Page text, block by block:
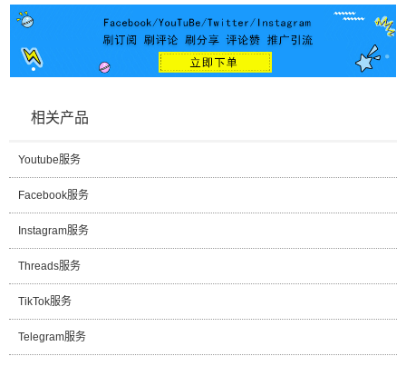
相关产品
Youtube服务
Facebook服务
Instagram服务
Threads服务
TikTok服务
Telegram服务